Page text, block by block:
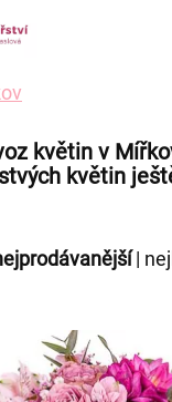
květin v
květin
|